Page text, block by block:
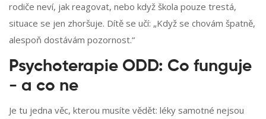
rodiče neví, jak reagovat, nebo když škola pouze trestá,
situace se jen zhoršuje. Dítě se učí: „Když se chovám špatně,
alespoň dostávám pozornost.“
Psychoterapie ODD: Co funguje
- a co ne
Je tu jedna věc, kterou musíte vědět: léky samotné nejsou